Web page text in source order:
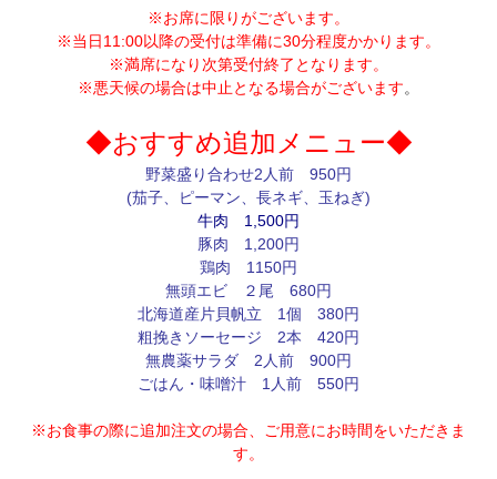
※お席に限りがございます。
※当日11:00以降の受付は準備に30分程度かかります。
※満席になり次第受付終了となります。
※悪天候の場合は中止となる場合がございます。
◆おすすめ追加メニュー◆
野菜盛り合わせ2人前 950円
(茄子、ピーマン、長ネギ、玉ねぎ)
牛肉 1,500円
豚肉 1,200円
鶏肉 1150円
無頭エビ ２尾 680円
北海道産片貝帆立 1個 380円
粗挽きソーセージ 2本 420円
無農薬サラダ 2人前 900円
ごはん・味噌汁 1人前 550円
※お食事の際に追加注文の場合、ご用意にお時間をいただきま
す。